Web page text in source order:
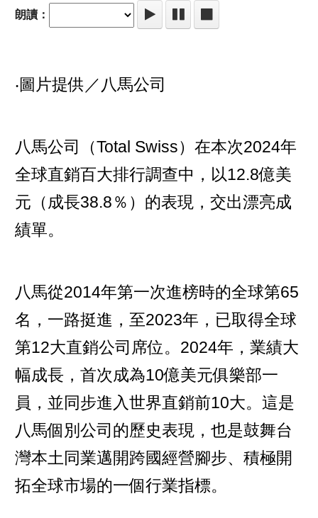
朗讀：
‧圖片提供／八馬公司
八馬公司（Total Swiss）在本次2024年
全球直銷百大排行調查中，以12.8億美
元（成長38.8％）的表現，交出漂亮成
績單。
八馬從2014年第一次進榜時的全球第65
名，一路挺進，至2023年，已取得全球
第12大直銷公司席位。2024年，業績大
幅成長，首次成為10億美元俱樂部一
員，並同步進入世界直銷前10大。這是
八馬個別公司的歷史表現，也是鼓舞台
灣本土同業邁開跨國經營腳步、積極開
拓全球市場的一個行業指標。